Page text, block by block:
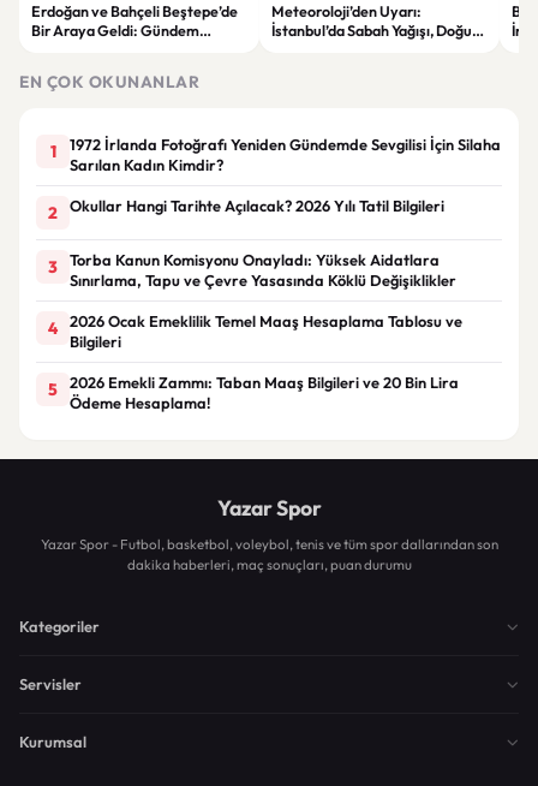
Erdoğan ve Bahçeli Beştepe’de
Bir Araya Geldi: Gündem
Meteoroloji’den Uyarı:
İstanbul’da Sabah Yağışı, Doğu
EN ÇOK OKUNANLAR
1
1972 İrlanda Fotoğrafı Yeniden Gündemde Sevgilisi İçin Silaha
Sarılan Kadın Kimdir?
2 Okullar Hangi Tarihte Açılacak? 2026 Yılı Tatil Bilgileri
3
Torba Kanun Komisyonu Onayladı: Yüksek Aidatlara
Sınırlama, Tapu ve Çevre Yasasında Köklü Değişiklikler
4
2026 Ocak Emeklilik Temel Maaş Hesaplama Tablosu ve
Bilgileri
5
2026 Emekli Zammı: Taban Maaş Bilgileri ve 20 Bin Lira
Ödeme Hesaplama!
Yazar Spor
Yazar Spor - Futbol, basketbol, voleybol, tenis ve tüm spor dallarından son
dakika haberleri, maç sonuçları, puan durumu
Kategoriler
Servisler
Kurumsal